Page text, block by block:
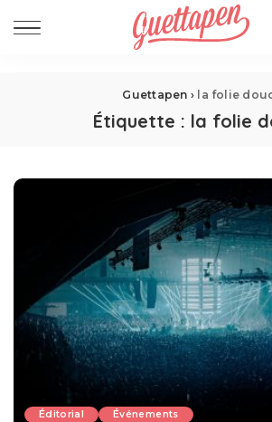
Guettapen › la folie
Étiquette : la folie
Éditorial Événements